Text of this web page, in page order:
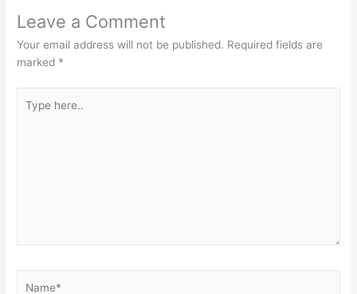
Leave a Comment
Your email address will not be published. Required fields are
marked *
here..